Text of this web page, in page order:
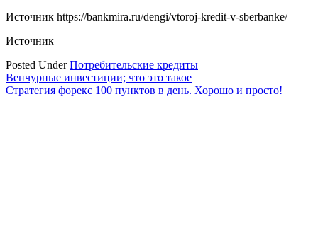
Источник https://bankmira.ru/dengi/vtoroj-kredit-v-sberbanke/
Источник
Posted UnderПотребительские кредиты
Навигация
по
Венчурные инвестиции; что это такое
Стратегия форекс 100 пунктов в день. Хорошо и просто!